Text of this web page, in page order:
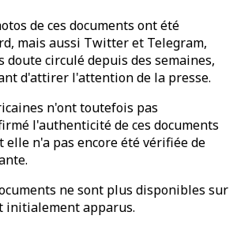
de ces documents ont été
mais aussi Twitter et Telegram,
doute circulé depuis des semaines,
d'attirer l'attention de la presse.
n'ont toutefois pas
l'authenticité de ces documents
elle n'a pas encore été vérifiée de
ne sont plus disponibles sur
initialement apparus.